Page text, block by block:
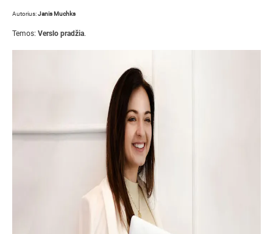
Autorius:Janis Muchks
Temos: Verslo pradžia.